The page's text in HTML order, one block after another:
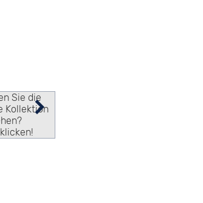
Sie die
Kollektion